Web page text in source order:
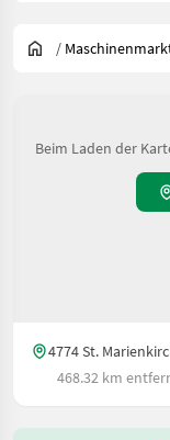
/
Beim Laden der
4774 St.
468.32 km